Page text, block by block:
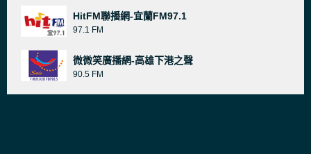
HitFM聯播網-宜蘭FM97.1
97.1 FM
微微笑廣播網-高雄下港之聲
90.5 FM